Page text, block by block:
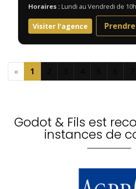
Horaires : Lundi au Vendredi de
Visiter l'agence Prendre
« 1
Godot & Fils est
instances de